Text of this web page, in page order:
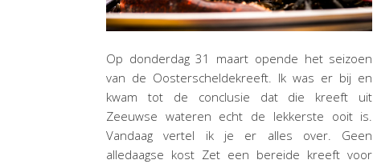
Op donderdag 31 maart opende het seizoen
van de Oosterscheldekreeft. Ik was er bij en
kwam tot de conclusie dat die kreeft uit
Zeeuwse wateren echt de lekkerste ooit is.
Vandaag vertel ik je er alles over. Geen
alledaagse kost Zet een bereide kreeft voor